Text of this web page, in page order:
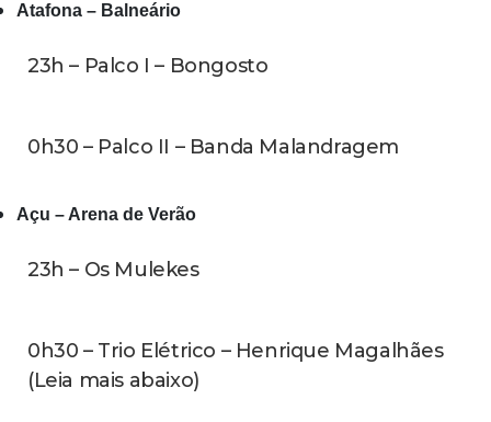
Atafona – Balneário
23h – Palco I – Bongosto
0h30 – Palco II – Banda Malandragem
Açu – Arena de Verão
23h – Os Mulekes
0h30 – Trio Elétrico – Henrique Magalhães
(Leia mais abaixo)